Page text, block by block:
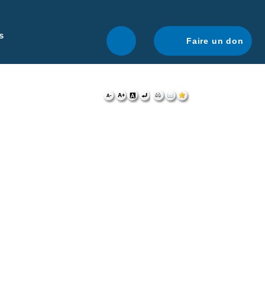
navigation optimale.
Faire un don